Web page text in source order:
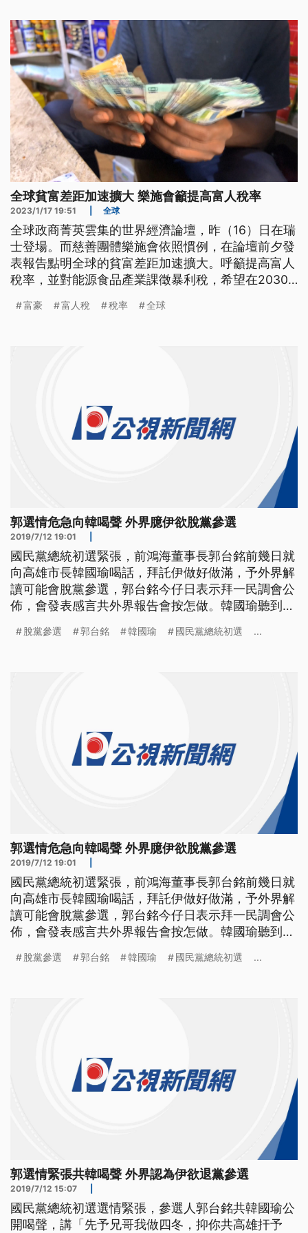
全球貧富差距加速擴大 樂施會籲提高富人稅率
2023/1/17 19:51 全球
全球政商菁英雲集的世界經濟論壇，昨（16）日在瑞
士登場。而慈善團體樂施會依照慣例，在論壇前夕發
表報告點明全球的貧富差距加速擴大。呼籲提高富人
稅率，並對能源食品產業課徵暴利稅，希望在2030
富豪 富人稅 稅率 全球
郭選情危急向韓喝聲 外界臆伊欲脫黨參選
2019/7/12 19:01
國民黨總統初選緊張，前鴻海董事長郭台銘前幾日就
向高雄市長韓國瑜喝話，拜託伊做好做滿，予外界解
讀可能會脫黨參選，郭台銘今仔日表示拜一民調會公
佈，會發表感言共外界報告會按怎做。韓國瑜聽到郭
烈，前鴻海董事長郭台銘12日再怒批民進黨干預操作
脫黨參選 郭台銘 韓國瑜 國民黨總統初選 ...
郭選情危急向韓喝聲 外界臆伊欲脫黨參選
2019/7/12 19:01
國民黨總統初選緊張，前鴻海董事長郭台銘前幾日就
向高雄市長韓國瑜喝話，拜託伊做好做滿，予外界解
讀可能會脫黨參選，郭台銘今仔日表示拜一民調會公
佈，會發表感言共外界報告會按怎做。韓國瑜聽到郭
烈，前鴻海董事長郭台銘12日再怒批民進黨干預操作
脫黨參選 郭台銘 韓國瑜 國民黨總統初選 ...
郭選情緊張共韓喝聲 外界認為伊欲退黨參選
2019/7/12 15:07
國民黨總統初選選情緊張，參選人郭台銘共韓國瑜公
開喝聲，講「先予兄哥我做四冬，抑你共高雄扞予